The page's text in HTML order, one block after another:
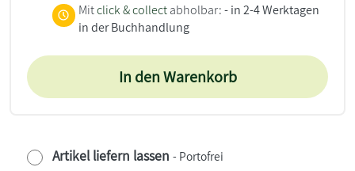
Mitclick & collect abholbar:- in 2-4 Werktagen
in der Buchhandlung
In den Warenkorb
Artikel liefern lassen - Portofrei